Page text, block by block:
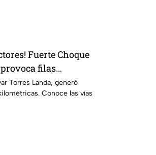
Fuerte Choque
filas
altura
Torres Landa, generó
Conoce las vías